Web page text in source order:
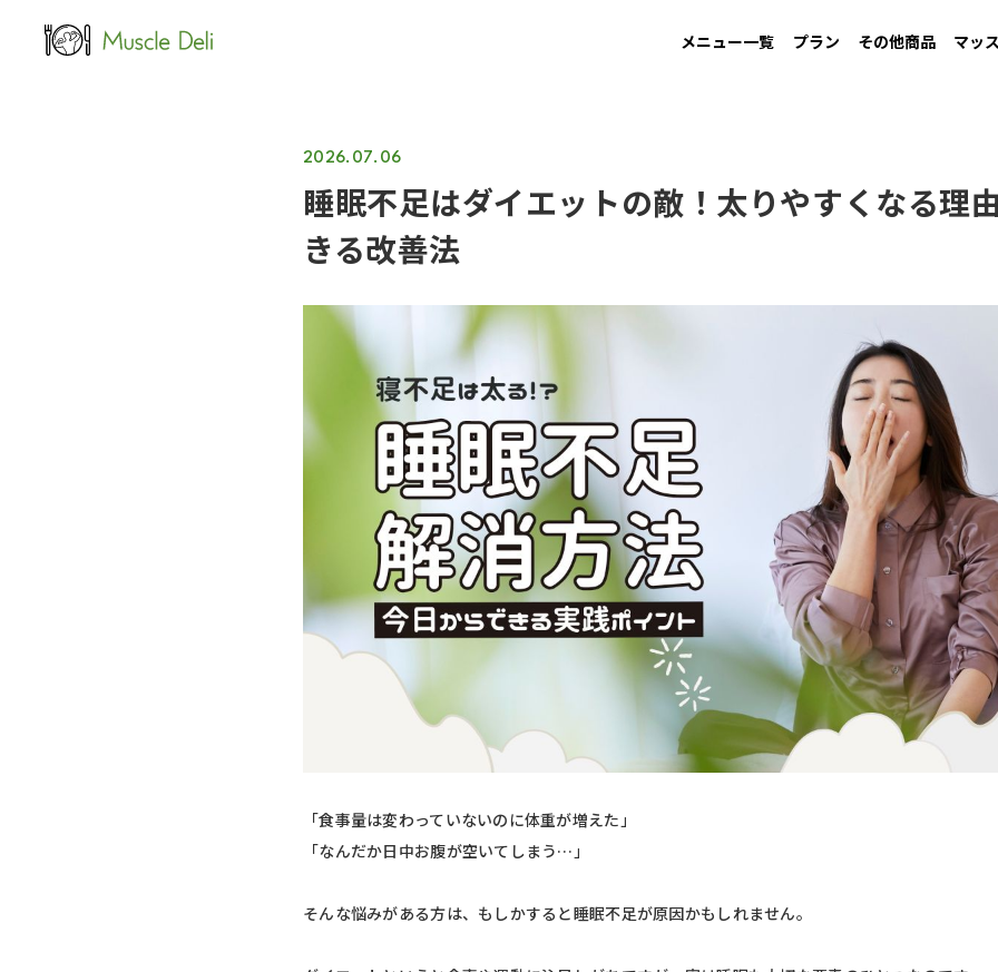
メニュー一覧 プラン その他商品 マッ
2026.07.06
睡眠不足はダイエットの敵！太りやすくなる理
きる改善法
「食事量は変わっていないのに体重が増えた」
「なんだか日中お腹が空いてしまう…」
そんな悩みがある方は、もしかすると睡眠不足が原因かもしれません。